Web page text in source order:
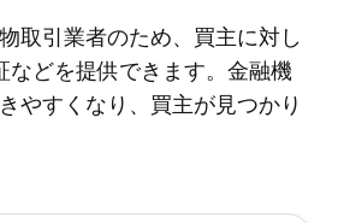
取引業者のため、買主に対し
などを提供できます。金融機
やすくなり、買主が見つかり